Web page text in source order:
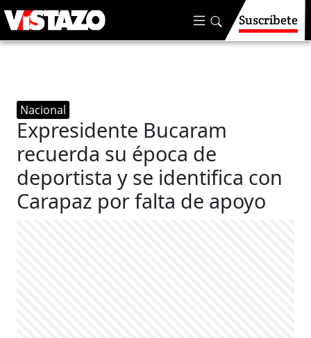
Suscríbete
Nacional
Expresidente Bucaram
recuerda su época de
deportista y se identifica con
Carapaz por falta de apoyo